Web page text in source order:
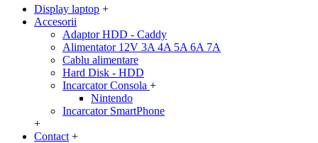
Display laptop +
Accesorii
Adaptor HDD - Caddy
Alimentator 12V 3A 4A 5A 6A 7A
Cablu alimentare
Hard Disk - HDD
Incarcator Consola +
Nintendo
Incarcator SmartPhone
+
Contact +